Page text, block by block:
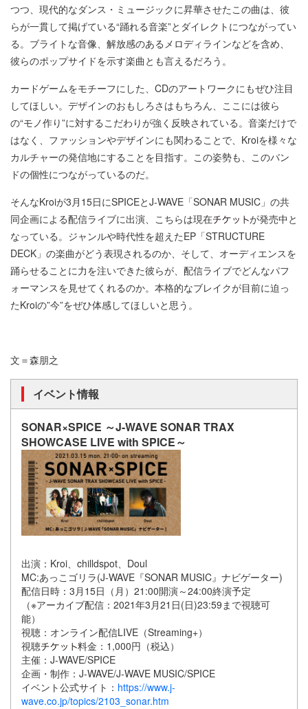
つつ、現代的なダンス・ミュージックに昇華させたこの曲は、彼
らが一貫して掲げている“踊れる音楽”とダイレクトにつながってい
る。ブライトな音像、解放感のあるメロディラインなどを含め、
彼らのポップサイドを示す楽曲とも言えるだろう。
カードゲームをモチーフにした、CDのアートワークにもぜひ注目
してほしい。デザインのおもしろさはもちろん、ここには彼ら
の“モノ作り”に対するこだわりが強く反映されている。音楽だけで
はなく、ファッションやデザインにも関わることで、Kroiを様々な
カルチャーの発信地にすることを目指す。この姿勢も、このバン
ドの個性につながっているのだ。
そんなKroiが3月15日にSPICEとJ-WAVE「SONAR MUSIC」の共
同企画による配信ライブに出演、こちらは現在
が発売中と
なっている。ジャンルや時代性を超えたEP「STRUCTURE
DECK」の楽曲がどう表現されるのか、そして、オーディエンスを
踊らせることに力を注いできた彼らが、配信ライブでどんなパフ
ォーマンスを見せてくれるのか。本格的なブレイクが目前に迫っ
たKroiの”今”をぜひ体感してほしいと思う。
文＝森朋之
イベント情報
SONAR×SPICE ～J-WAVE SONAR TRAX
SHOWCASE LIVE with SPICE～
出演：Kroi、chilldspot、Doul
MC:あっこゴリラ(J-WAVE『SONAR MUSIC』ナビゲーター)
配信日時：3月15日（月）21:00開演～24:00終演予定
（※アーカイブ配信：2021年3月21日(日)23:59まで視聴可
能）
視聴：オンライン配信LIVE（Streaming+）
視聴
料金：1,000円（税込）
主催：J-WAVE/SPICE
企画・制作：J-WAVE/J-WAVE MUSIC/SPICE
イベント公式サイト： https://www.j-
wave.co.jp/topics/2103_sonar.htm